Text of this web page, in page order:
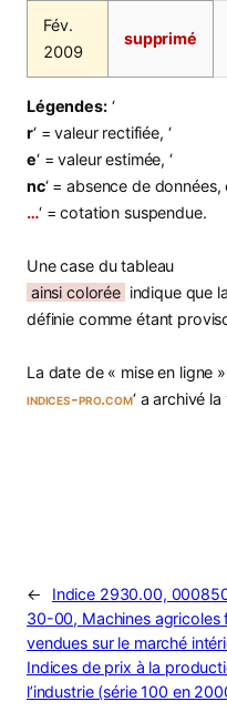
Fév.
2009
supprimé
Légendes:‘
r‘ = valeur rectifiée, ‘
e‘ = valeur estimée, ‘
nc‘ = absence de données,
…‘ = cotation suspendue.
Une case du tableau
ainsi colorée indique que
définie comme étant
La date de « mise en ligne
indices-pro.com‘ a archivé
←
Indice 2930.00,
30-00, Machines agricoles
vendues sur le marché
Indices de prix à la
l’industrie (série 100 en